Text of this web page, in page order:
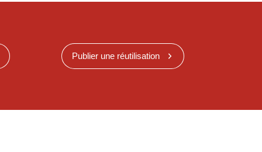
Publier une réutilisation